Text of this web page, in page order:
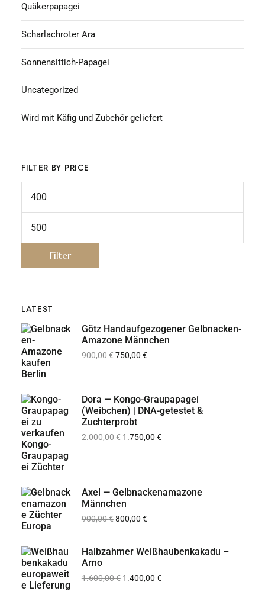
Quäkerpapagei
Scharlachroter Ara
Sonnensittich-Papagei
Uncategorized
Wird mit Käfig und Zubehör geliefert
FILTER BY PRICE
Filter
LATEST
Götz Handaufgezogener Gelbnacken-
Amazone Männchen
900,00€750,00 €
Dora — Kongo-Graupapagei
(Weibchen) | DNA-getestet &
Zuchterprobt
2.000,00€ 1.750,00 €
Axel — Gelbnackenamazone
Männchen
900,00€800,00 €
Halbzahmer Weißhaubenkakadu –
Arno
1.600,00€ 1.400,00 €